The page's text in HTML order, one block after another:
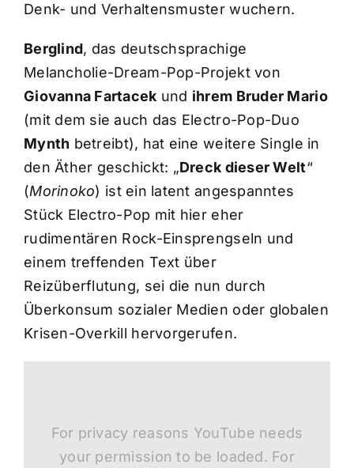
Denk- und Verhaltensmuster wuchern.
Berglind, das deutschsprachige
Melancholie-Dream-Pop-Projekt von
Giovanna Fartacek und ihrem Bruder Mario
(mit dem sie auch das Electro-Pop-Duo
Mynth betreibt), hat eine weitere Single in
den Äther geschickt: „Dreck dieser Welt“
(Morinoko) ist ein latent angespanntes
Stück Electro-Pop mit hier eher
rudimentären Rock-Einsprengseln und
einem treffenden Text über
Reizüberflutung, sei die nun durch
Überkonsum sozialer Medien oder globalen
Krisen-Overkill hervorgerufen.
For privacy reasons YouTube needs
your permission to be loaded. For